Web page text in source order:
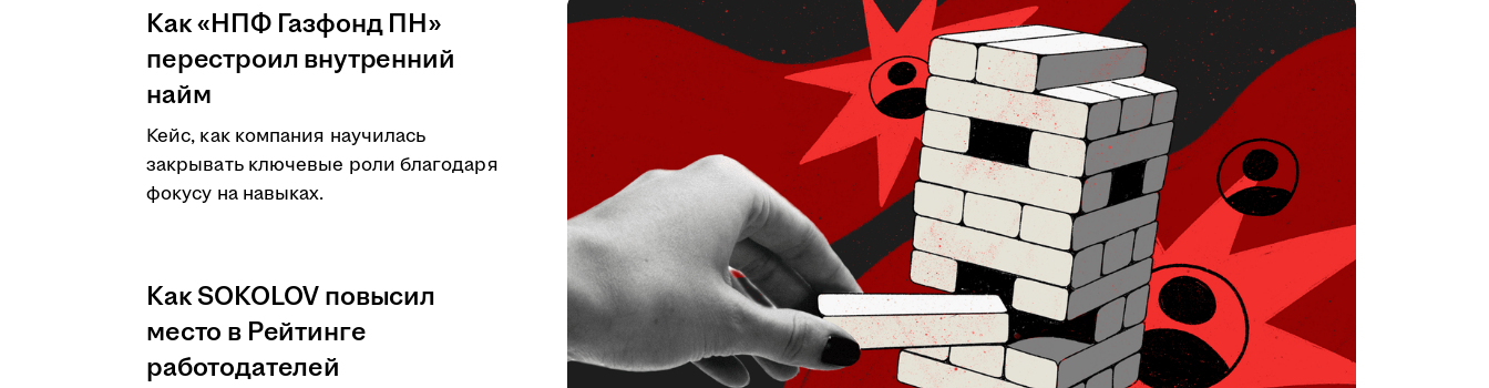
Как «НПФ Газфонд ПН»
перестроил внутренний
найм
Кейс, как компания научилась
закрывать ключевые роли благодаря
фокусу на навыках.
Как SOKOLOV повысил
место в Рейтинге
работодателей